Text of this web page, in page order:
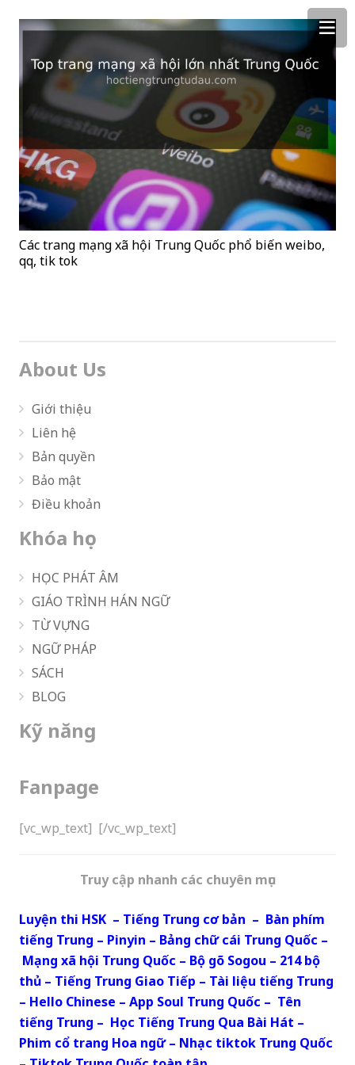
Các trang mạng xã hội Trung Quốc phổ biến weibo,
qq, tik tok
About Us
Giới thiệu
Liên hệ
Bản quyền
Bảo mật
Điều khoản
Khóa học
HỌC PHÁT ÂM
GIÁO TRÌNH HÁN NGỮ
TỪ VỰNG
NGỮ PHÁP
SÁCH
BLOG
Kỹ năng
Fanpage
[vc_wp_text] [/vc_wp_text]
Truy cập nhanh các chuyên mục
Luyện thi HSK – Tiếng Trung cơ bản – Bàn phím
tiếng Trung – Pinyin – Bảng chữ cái Trung Quốc –
Mạng xã hội Trung Quốc – Bộ gõ Sogou – 214 bộ
thủ – Tiếng Trung Giao Tiếp – Tài liệu tiếng Trung
– Hello Chinese – App Soul Trung Quốc – Tên
tiếng Trung – Học Tiếng Trung Qua Bài Hát –
Phim cổ trang Hoa ngữ– Nhạc tiktok Trung Quốc